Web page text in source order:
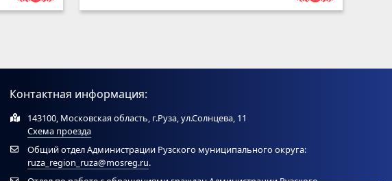
Контактная информация:
143100, Московская область, г.Руза, ул.Солнцева, 11
Схема проезда
Общий отдел Администрации Рузского муниципального округа:
ruza_region_ruza@mosreg.ru.